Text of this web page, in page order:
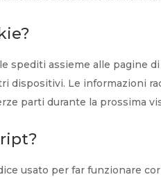
spediti assieme alle pagine
dispositivi. Le informazioni
parti durante la prossima
usato per far funzionare